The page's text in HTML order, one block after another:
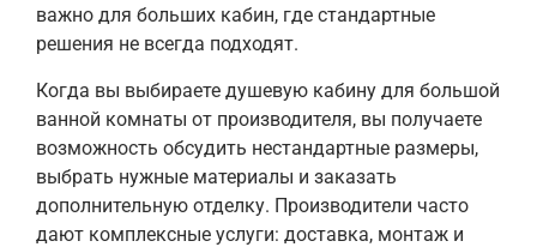
важно для больших кабин, где стандартные
решения не всегда подходят.
Когда вы выбираете душевую кабину для большой
ванной комнаты от производителя, вы получаете
возможность обсудить нестандартные размеры,
выбрать нужные материалы и заказать
дополнительную отделку. Производители часто
дают комплексные услуги: доставка, монтаж и